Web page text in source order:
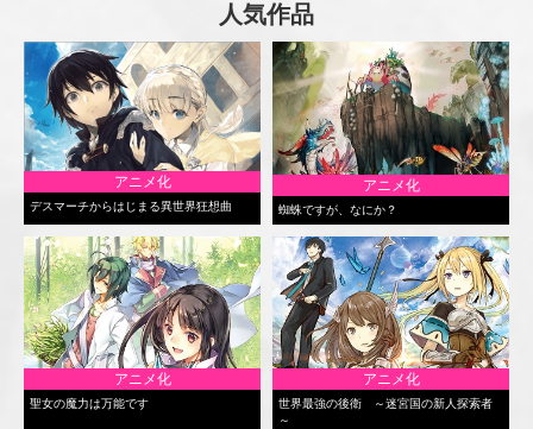
人気作品
アニメ化
デスマーチからはじまる異世界狂想曲
アニメ化
蜘蛛ですが、なにか？
アニメ化
聖女の魔力は万能です
アニメ化
世界最強の後衛 ～迷宮国の新人探索者
～